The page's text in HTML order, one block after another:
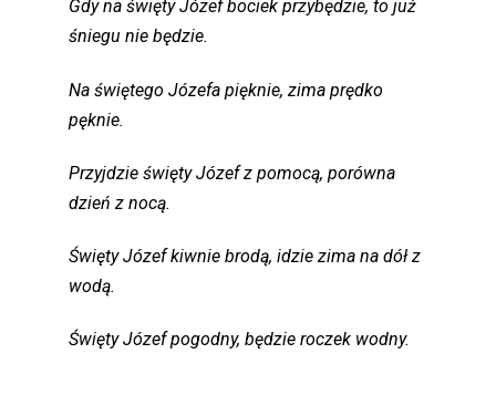
Gdy na święty Józef bociek przybędzie, to już
śniegu nie będzie.
Na świętego Józefa pięknie, zima prędko
pęknie.
Przyjdzie święty Józef z pomocą, porówna
dzień z nocą.
Święty Józef kiwnie brodą, idzie zima na dół z
wodą.
Święty Józef pogodny, będzie roczek wodny.